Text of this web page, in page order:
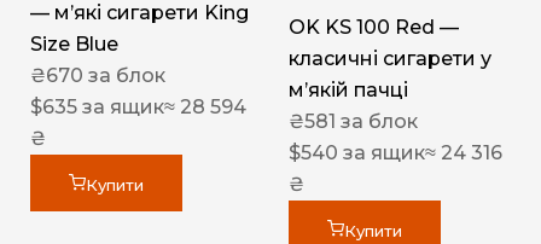
— м’які сигарети King
Size Blue
₴670 за блок
$635 за ящик≈ 28 594
₴
Купити
OK KS 100 Red —
класичні сигарети у
м’якій пачці
₴581 за блок
$540 за ящик≈ 24 316
₴
Купити